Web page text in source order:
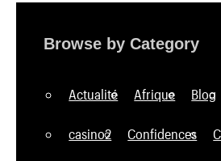
Browse by Category
Actualité Afrique Blog
casino2 Confidences